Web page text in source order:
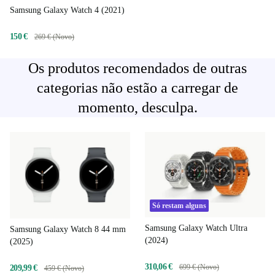
Samsung Galaxy Watch 4 (2021)
150 € 269 € (Novo)
Os produtos recomendados de outras
categorias não estão a carregar de
momento, desculpa.
Samsung Galaxy Watch 8 44 mm
(2025)
209,99 € 459 € (Novo)
Só restam alguns
Samsung Galaxy Watch Ultra
(2024)
310,06 € 699 € (Novo)